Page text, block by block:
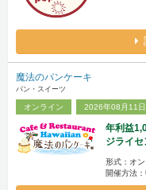
魔法のパンケーキ
パン・スイーツ
オンライン 2026年08月11
年利益
ジライ
形式：オ
開催方法